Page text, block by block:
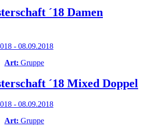
´18 Damen
- 08.09.2018
Art: Gruppe
´18 Mixed Doppel
- 08.09.2018
Art: Gruppe